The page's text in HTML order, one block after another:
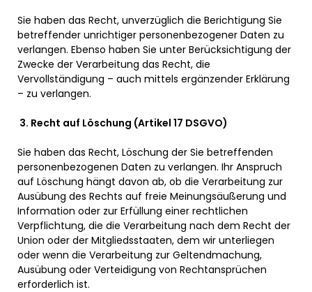
Sie haben das Recht, unverzüglich die Berichtigung Sie
betreffender unrichtiger personenbezogener Daten zu
verlangen. Ebenso haben Sie unter Berücksichtigung der
Zwecke der Verarbeitung das Recht, die
Vervollständigung – auch mittels ergänzender Erklärung
– zu verlangen.
3. Recht auf Löschung (Artikel 17 DSGVO)
Sie haben das Recht, Löschung der Sie betreffenden
personenbezogenen Daten zu verlangen. Ihr Anspruch
auf Löschung hängt davon ab, ob die Verarbeitung zur
Ausübung des Rechts auf freie Meinungsäußerung und
Information oder zur Erfüllung einer rechtlichen
Verpflichtung, die die Verarbeitung nach dem Recht der
Union oder der Mitgliedsstaaten, dem wir unterliegen
oder wenn die Verarbeitung zur Geltendmachung,
Ausübung oder Verteidigung von Rechtansprüchen
erforderlich ist.